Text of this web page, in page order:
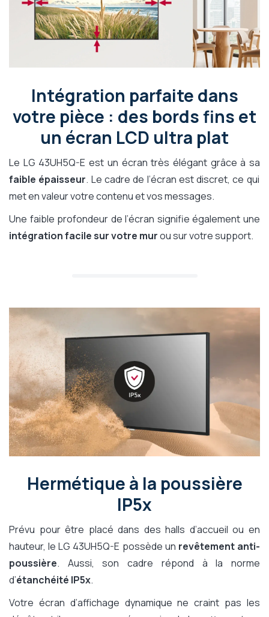
Intégration parfaite dans
votre pièce : des bords fins et
un écran LCD ultra plat
Le LG 43UH5Q-E est un écran très élégant grâce à sa
faible épaisseur. Le cadre de l’écran est discret, ce qui
met en valeur votre contenu et vos messages.
Une faible profondeur de l’écran signifie également une
intégration facile sur votre murou sur votre support.
Hermétique à la poussière
IP5x
Prévu pour être placé dans des halls d’accueil ou en
hauteur, le LG 43UH5Q-E possède un revêtement anti-
poussière. Aussi, son cadre répond à la norme
d’étanchéité IP5x.
Votre écran d’affichage dynamique ne craint pas les